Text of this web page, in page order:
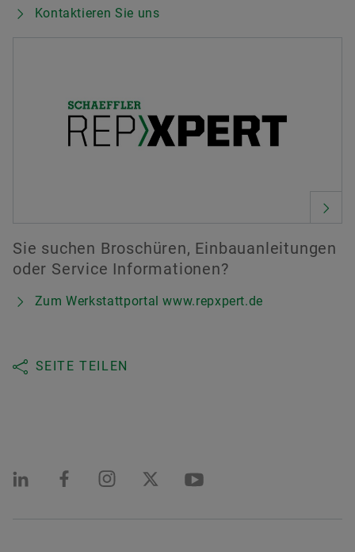
Kontaktieren Sie uns
Sie suchen Broschüren, Einbauanleitungen
oder Service Informationen?
Zum Werkstattportal www.repxpert.de
SEITE TEILEN